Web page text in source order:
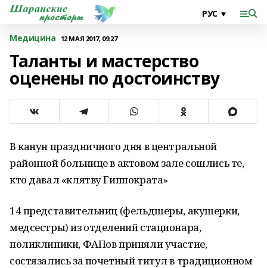
Медицина 12 МАЯ 2017, 09:27
Таланты и мастерство
оценены по достоинству
В канун праздничного дня в центральной
районной больнице в актовом зале сошлись те,
кто давал «клятву Гиппократа»
14 представительниц (фельдшеры, акушерки,
медсестры) из отделений стационара,
поликлиники, ФАПов приняли участие,
состязались за почетный титул в традиционном